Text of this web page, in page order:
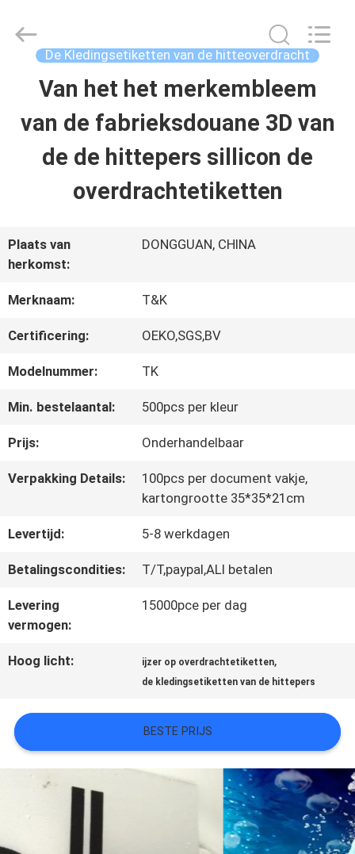
THUIS
PRODUCTEN
ONS
FABRIEKSREIS
CONTACTEER
ONS
ALLE
GEVALLEN
VR
SITEMAP
PRIVACYBELEID
Accessories
Co.,Ltd.
De Kledingsetiketten van de hitteoverdracht
Van het het merkembleem
van de fabrieksdouane 3D van
de de hittepers sillicon de
overdrachtetiketten
Plaats van
herkomst:
DONGGUAN, CHINA
Merknaam: T&K
Certificering: OEKO,SGS,BV
Modelnummer: TK
Min. bestelaantal: 500pcs per kleur
Prijs: Onderhandelbaar
Verpakking Details:
100pcs per document vakje,
kartongrootte 35*35*21cm
Levertijd: 5-8 werkdagen
Betalingscondities: T/T,paypal,ALI betalen
Levering
vermogen:
15000pce per dag
Hoog licht: ijzer op overdrachtetiketten,
de kledingsetiketten van de hittepers
BESTE PRIJS